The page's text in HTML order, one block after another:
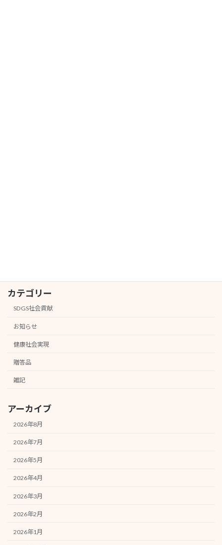
カテゴリー
SDGS社会貢献
お知らせ
健康社会実現
贈答品
雑記
アーカイブ
2026年8月
2026年7月
2026年5月
2026年4月
2026年3月
2026年2月
2026年1月